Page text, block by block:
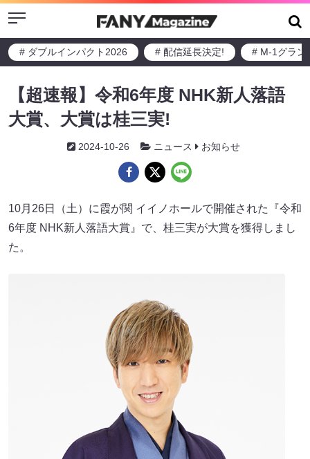
Menu
# ダブルインパクト2026 # 配信延長決定! # M-1グラン
【超速報】令和6年度 NHK新人落語
大賞、大賞は桂三実!
2024-10-26 ニュース お知らせ
10月26日（土）に霞が関 イイノホールで開催された『令和
6年度 NHK新人落語大賞』で、桂三実が大賞を獲得しまし
た。